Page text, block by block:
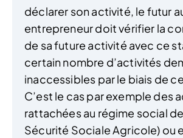
déclarer son activité, le futur
entrepreneur doit vérifier la
de sa future activité avec ce
certain nombre d’activités
inaccessibles par le biais de
C’est le cas par exemple des
rattachées au régime social de
Sécurité Sociale Agricole) ou